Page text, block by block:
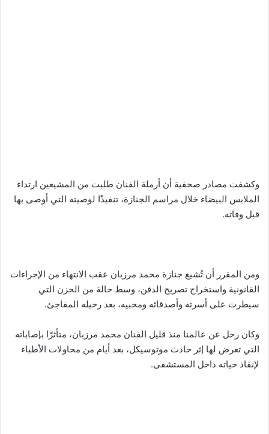
وكشفت مصادر صحفية أن أرملة الفنان طلبت من المشيعين ارتداء
الملابس البيضاء خلال مراسم الجنازة، تنفيذًا لوصيته التي أوصى بها
قبل وفاته.
ومن المقرر أن تُشيع جنازة محمد مرزبان عقب الانتهاء من الإجراءات
القانونية واستخراج تصريح الدفن، وسط حالة من الحزن التي
سيطرت على أسرته وأصدقائه ومحبيه، بعد رحيله المفاجئ.
وكان رحل عن عالمنا منذ قليل الفنان محمد مرزبان، متأثرًا بإصاباته
التي تعرض لها إثر حادث موتوسيكل، بعد أيام من محاولات الأطباء
لإنقاذ حياته داخل المستشفى.